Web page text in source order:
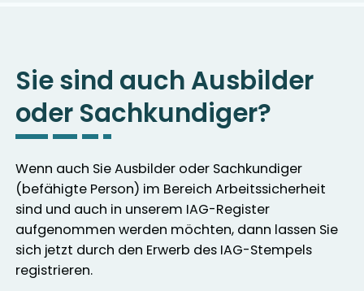
Sie sind auch Ausbilder
oder Sachkundiger?
Wenn auch Sie Ausbilder oder Sachkundiger
(befähigte Person) im Bereich Arbeitssicherheit
sind und auch in unserem IAG-Register
aufgenommen werden möchten, dann lassen Sie
sich jetzt durch den Erwerb des IAG-Stempels
registrieren.